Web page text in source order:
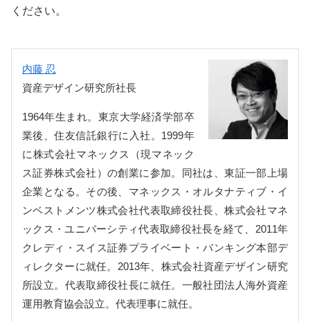
ください。
内藤 忍
資産デザイン研究所社長
1964年生まれ。東京大学経済学部卒
業後、住友信託銀行に入社。1999年
に株式会社マネックス（現マネック
ス証券株式会社）の創業に参加。同社は、東証一部上場
企業となる。その後、マネックス・オルタナティブ・イ
ンベストメンツ株式会社代表取締役社長、株式会社マネ
ックス・ユニバーシティ代表取締役社長を経て、2011年
クレディ・スイス証券プライベート・バンキング本部デ
ィレクターに就任。2013年、株式会社資産デザイン研究
所設立。代表取締役社長に就任。一般社団法人海外資産
運用教育協会設立。代表理事に就任。